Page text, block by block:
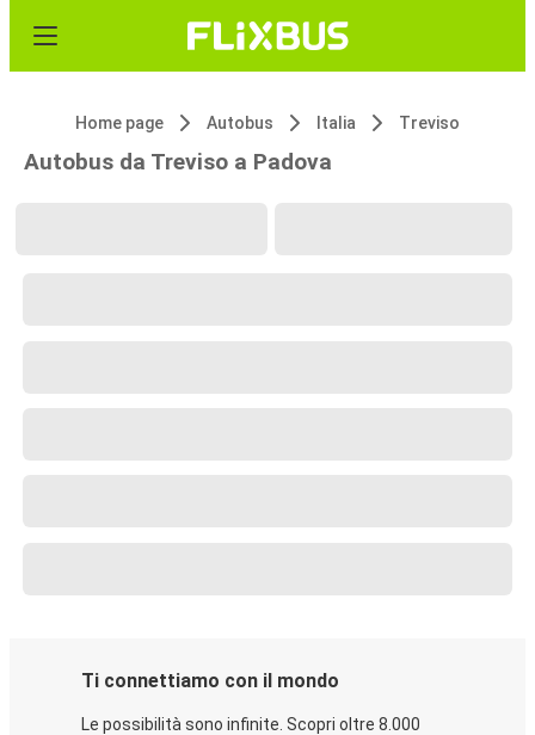
Home page Autobus Italia Treviso
Autobus da Treviso a Padova
Ti connettiamo con il mondo
Le possibilità sono infinite. Scopri oltre 8.000